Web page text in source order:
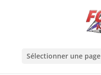
Sélectionner une page